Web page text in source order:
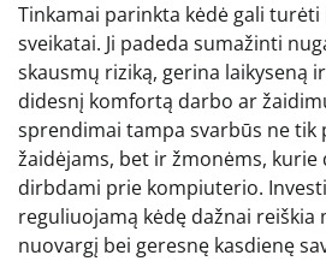
Tinkamai parinkta kėdė gali turėti
sveikatai. Ji padeda sumažinti
skausmų riziką, gerina laikyseną
didesnį komfortą darbo ar
sprendimai tampa svarbūs ne tik
žaidėjams, bet ir žmonėms, kurie
dirbdami prie kompiuterio.
reguliuojamą kėdę dažnai reiškia
nuovargį bei geresnę kasdienę